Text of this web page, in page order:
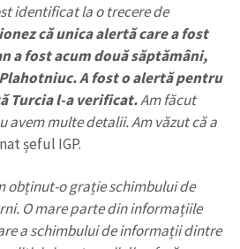
identificat la o trecere de
că unica alertă care a fost
a fost acum două săptămâni,
A fost o alertă pentru
Turcia l-a verificat.Am făcut
avem multe detalii. Am văzut că a
șeful IGP.
obținut-o grație schimbului de
O mare parte din informațiile
a schimbului de informații dintre